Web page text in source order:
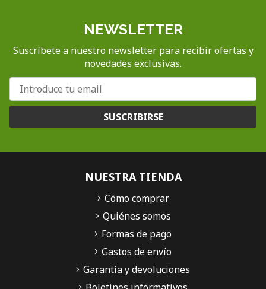
NEWSLETTER
Suscríbete a nuestro newsletter para recibir ofertas y
novedades exclusivas.
SUSCRIBIRSE
NUESTRA TIENDA
Cómo comprar
Quiénes somos
Formas de pago
Gastos de envío
Garantía y devoluciones